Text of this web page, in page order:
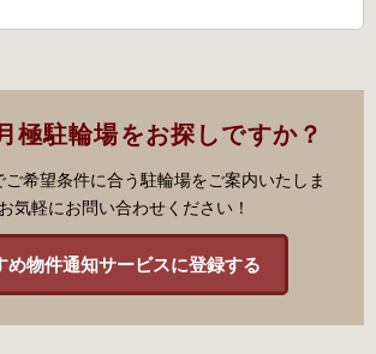
極駐輪場をお探しですか？
ご希望条件に合う駐輪場をご案内いたしま
気軽にお問い合わせください！
め物件通知サービスに登録する